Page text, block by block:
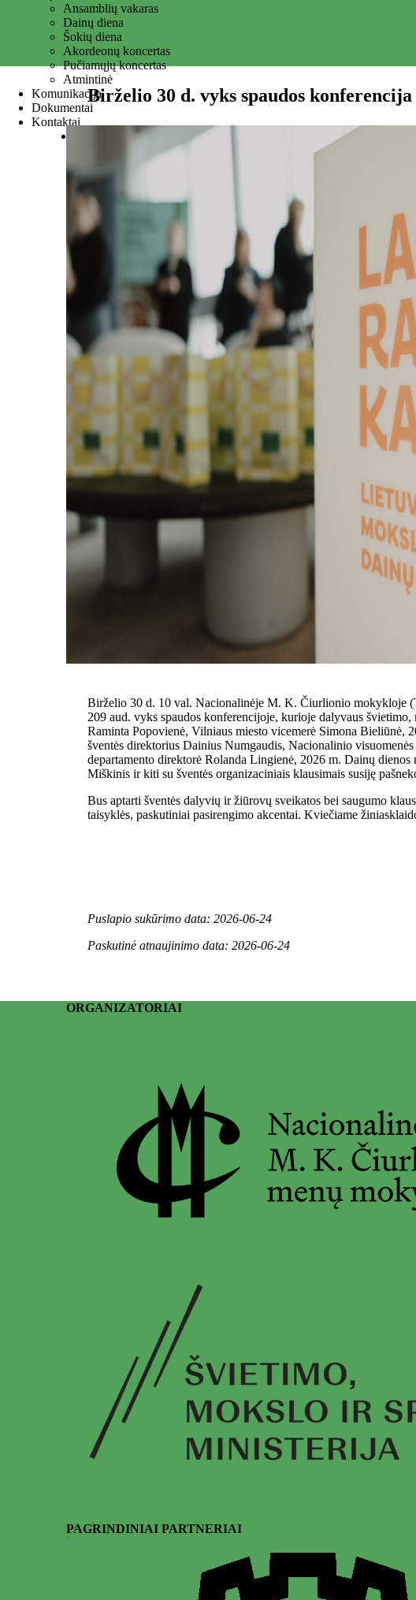
Ansamblių vakaras
Dainų diena
Šokių diena
Akordeonų koncertas
Pučiamųjų koncertas
Atmintinė
Komunikacija
Dokumentai
Kontaktai
NUOTRAUKOS
Birželio 30 d. vyks spaudos konferencija
Birželio 30 d. 10 val. Nacionalinėje M. K. Čiurlionio mokykloje
209 aud. vyks spaudos konferencijoje, kurioje dalyvaus
Raminta Popovienė, Vilniaus miesto vicemerė Simona Bieliūnė,
šventės direktorius Dainius Numgaudis, Nacionalinio
departamento direktorė Rolanda Lingienė, 2026 m. Dainų dienos
Miškinis ir kiti su šventės organizaciniais klausimais susiję
Bus aptarti šventės dalyvių ir žiūrovų sveikatos bei saugumo
taisyklės, paskutiniai pasirengimo akcentai. Kviečiame
Puslapio sukūrimo data: 2026-06-24
Paskutinė atnaujinimo data: 2026-06-24
ORGANIZATORIAI
PAGRINDINIAI PARTNERIAI